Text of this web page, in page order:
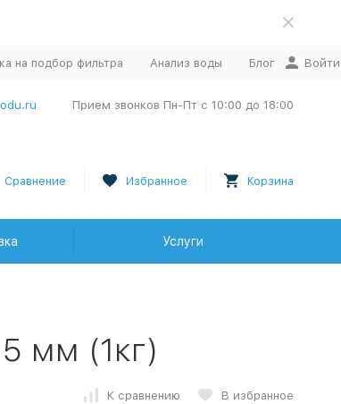
на подбор фильтра Анализ воды Блог Войти
Прием звонков Пн-Пт с 10:00 до 18:00
Сравнение Избранное Корзина
Услуги
мм (1кг)
К сравнению В избранное